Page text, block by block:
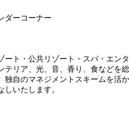
ダーコーナー
ト・公共リゾート・スパ・エン
リア、光、音、香り、食などを
自のマネジメントスキームを活
いたします。